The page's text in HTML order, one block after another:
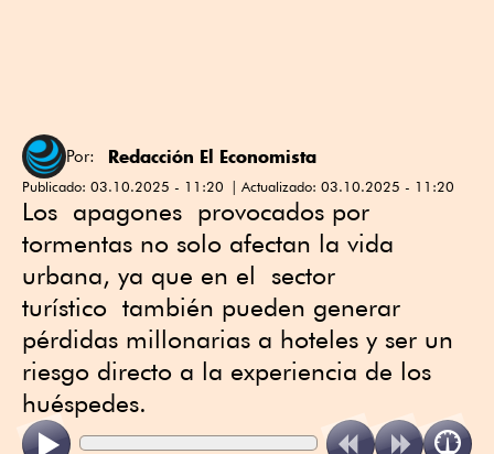
Por: Redacción El Economista
Publicado: 03.10.2025 - 11:20 Actualizado: 03.10.2025 - 11:20
Los apagones provocados por
tormentas no solo afectan la vida
urbana, ya que en el sector
turístico también pueden generar
pérdidas millonarias a hoteles y ser un
riesgo directo a la experiencia de los
huéspedes.